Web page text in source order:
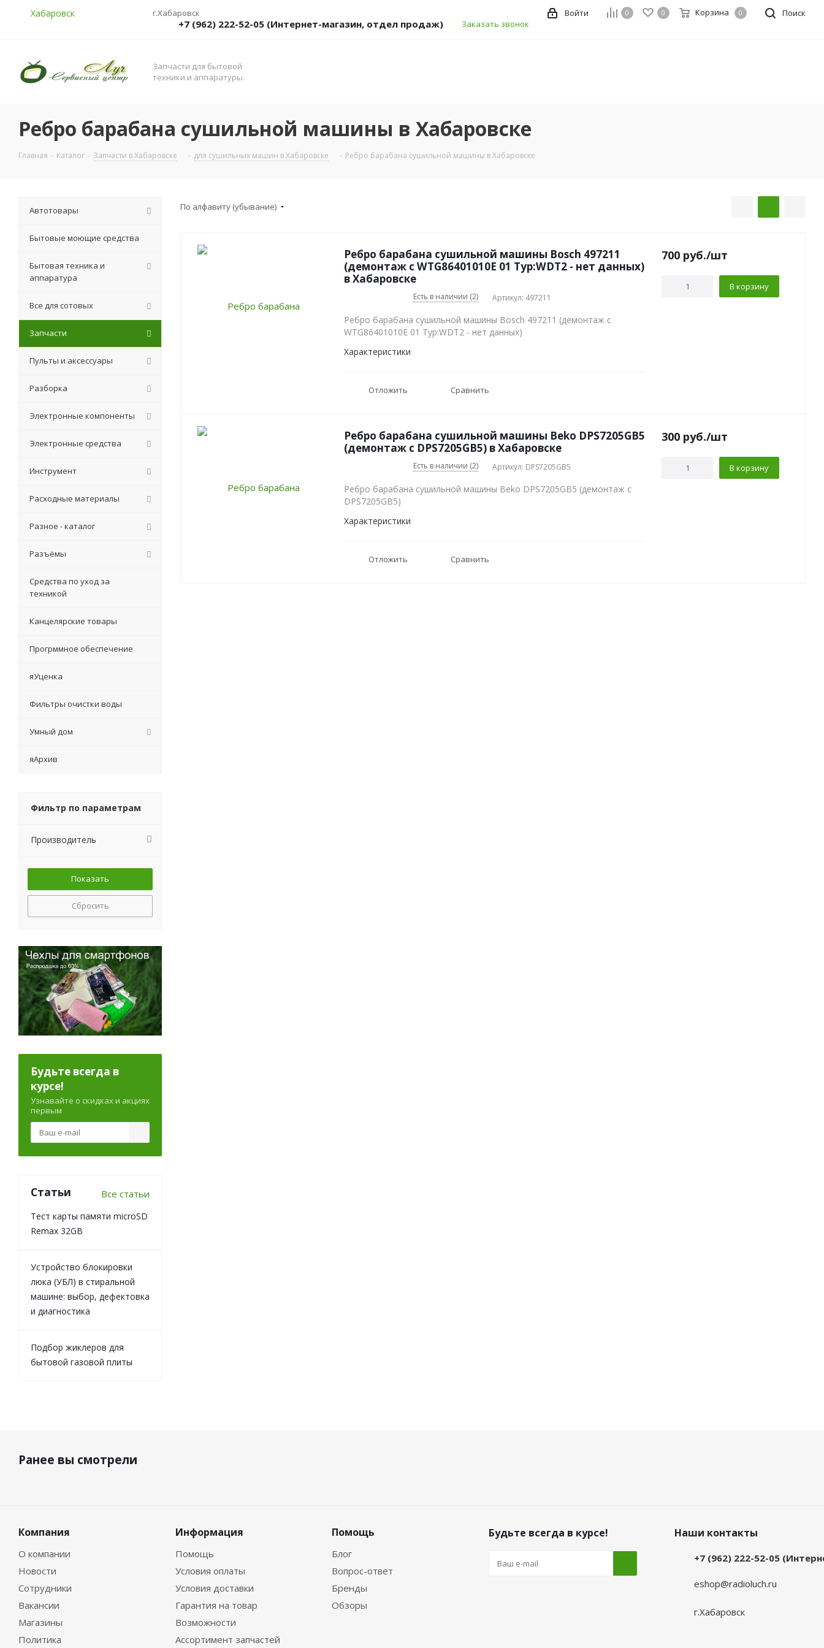
Хабаровск г.Хабаровск Поиск
0 0 Корзина 0
Войти
+7 (962) 222-52-05 (Интернет-магазин, отдел продаж) Заказать звонок
Запчасти для бытовой
техники и аппаратуры.
Ребро барабана сушильной машины в Хабаровске
Главная - Каталог - Запчасти в Хабаровске - для сушильных машин в Хабаровске - Ребро барабана сушильной машины в Хабаровске
По алфавиту (убывание)
Ребро барабана сушильной машины Bosch 497211
(демонтаж с WTG86401010E 01 Typ:WDT2 - нет данных)
в Хабаровске
Есть в наличии (2) Артикул: 497211
Ребро барабана сушильной машины Bosch 497211 (демонтаж с
WTG86401010E 01 Typ:WDT2 - нет данных)
Характеристики
Отложить Сравнить
700 руб./шт
В корзину
Ребро барабана сушильной машины Beko DPS7205GB5
(демонтаж с DPS7205GB5) в Хабаровске
Есть в наличии (2) Артикул: DPS7205GB5
Ребро барабана сушильной машины Beko DPS7205GB5 (демонтаж с
DPS7205GB5)
Характеристики
Отложить Сравнить
300 руб./шт
В корзину
Автотовары
Бытовые моющие средства
Бытовая техника и
аппаратура
Все для сотовых
Запчасти
Пульты и аксессуары
Разборка
Электронные компоненты
Электронные средства
Инструмент
Расходные материалы
Разное - каталог
Разъёмы
Средства по уход за
техникой
Канцелярские товары
Прогрммное обеспечение
яУценка
Фильтры очистки воды
Умный дом
яАрхив
Фильтр по параметрам
Производитель
Сбросить
Будьте всегда в
курсе!
Узнавайте о скидках и акциях
первым
Статьи Все статьи
Тест карты памяти microSD
Remax 32GB
Устройство блокировки
люка (УБЛ) в стиральной
машине: выбор, дефектовка
и диагностика
Подбор жиклеров для
бытовой газовой плиты
Ранее вы смотрели
Компания
О компании
Новости
Сотрудники
Вакансии
Магазины
Политика
Информация
Помощь
Условия оплаты
Условия доставки
Гарантия на товар
Возможности
Ассортимент запчастей
Помощь
Блог
Вопрос-ответ
Бренды
Обзоры
Будьте всегда в курсе! Наши контакты
+7 (962) 222-52-05
eshop@radioluch.ru
г.Хабаровск